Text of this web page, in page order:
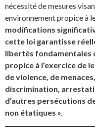
nécessité de mesures
environnement propice à
modifications
cette loi garantisse
libertés fondamentales
propice à l’exercice de
de violence, de
discrimination,
d’autres persécutions
non étatiques ».